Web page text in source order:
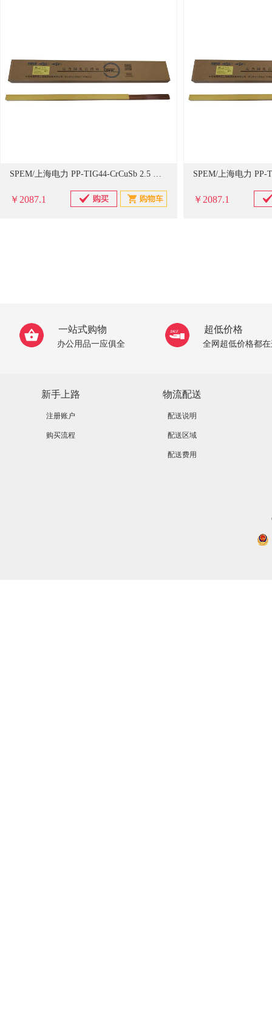
SPEM/上海电力 PP-TIG44-CrCuSb 2.5 上海电力牌 承压设备用不锈钢钨极氩弧焊丝 PP-TIG44-CrCuSb 20公斤/箱 单位：箱 (单位：箱)
￥2087.1 ￥2087.1
一站式购物
办公用品一应俱全
超低价格
全网超低价格都
新手上路
注册账户
购买流程
物流配送
配送说明
配送区域
配送费用